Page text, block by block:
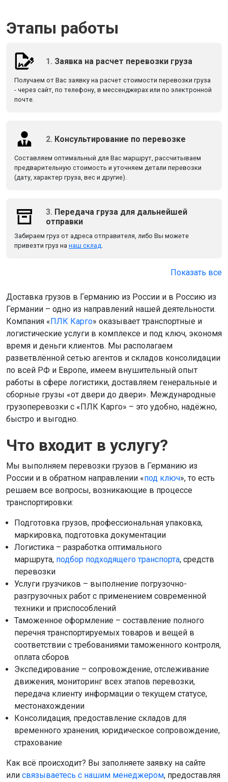
Этапы работы
1. Заявка на расчет перевозки груза
Получаем от Вас заявку на расчет стоимости перевозки груза
- через сайт, по телефону, в мессенджерах или по электронной
почте.
2. Консультирование по перевозке
Составляем оптимальный для Вас маршрут, рассчитываем
предварительную стоимость и уточняем детали перевозки
(дату, характер груза, вес и другие).
3. Передача груза для дальнейшей
отправки
Забираем груз от адреса отправителя, либо Вы можете
привезти груз на наш склад.
Показать все
Доставка грузов в Германию из России и в Россию из
Германии – одно из направлений нашей деятельности.
Компания «ПЛК Карго» оказывает транспортные и
логистические услуги в комплексе и под ключ, экономя
время и деньги клиентов. Мы располагаем
разветвлённой сетью агентов и складов консолидации
по всей РФ и Европе, имеем внушительный опыт
работы в сфере логистики, доставляем генеральные и
сборные грузы «от двери до двери». Международные
грузоперевозки с «ПЛК Карго» – это удобно, надёжно,
быстро и выгодно.
Что входит в услугу?
Мы выполняем перевозки грузов в Германию из
России и в обратном направлении «под ключ», то есть
решаем все вопросы, возникающие в процессе
транспортировки:
Подготовка грузов, профессиональная упаковка,
маркировка, подготовка документации
Логистика – разработка оптимального
маршрута, подбор подходящего транспорта, средств
перевозки
Услуги грузчиков – выполнение погрузочно-
разгрузочных работ с применением современной
техники и приспособлений
Таможенное оформление – составление полного
перечня транспортируемых товаров и вещей в
соответствии с требованиями таможенного контроля,
оплата сборов
Экспедирование – сопровождение, отслеживание
движения, мониторинг всех этапов перевозки,
передача клиенту информации о текущем статусе,
местонахождении
Консолидация, предоставление складов для
временного хранения, юридическое сопровождение,
страхование
Как всё происходит? Вы заполняете заявку на сайте
или связываетесь с нашим менеджером, предоставляя